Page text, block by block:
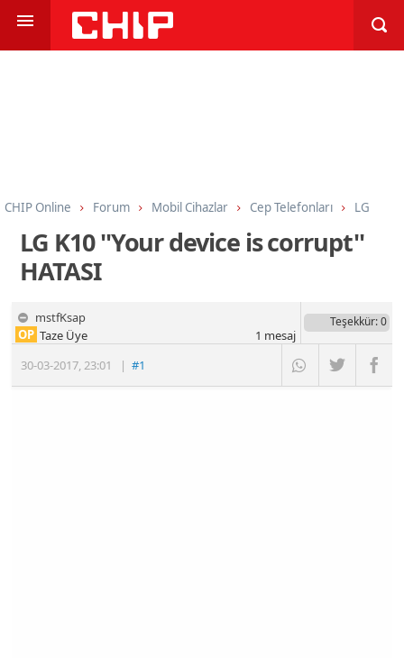
CHIP Online Forum Mobil Cihazlar Cep Telefonları LG
LG K10 ''Your device is corrupt''
HATASI
mstfKsap
30-03-2017,23:01 |#1
OP Taze Üye
Teşekkür: 0
1 mesaj